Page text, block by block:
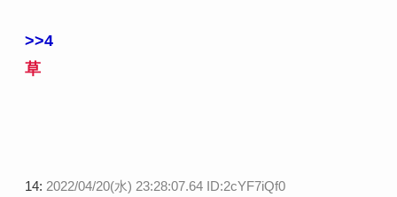
>>4
草
14: 2022/04/20(水) 23:28:07.64 ID:2cYF7iQf0